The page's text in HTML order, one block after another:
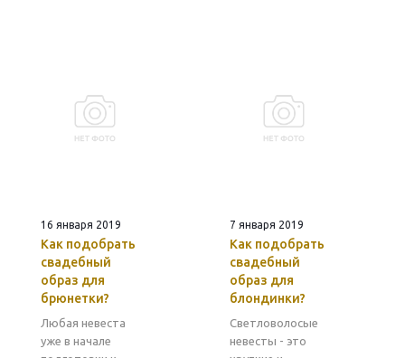
16 января 2019
Как подобрать
свадебный
образ для
брюнетки?
Любая невеста
уже в начале
7 января 2019
Как подобрать
свадебный
образ для
блондинки?
Светловолосые
невесты - это